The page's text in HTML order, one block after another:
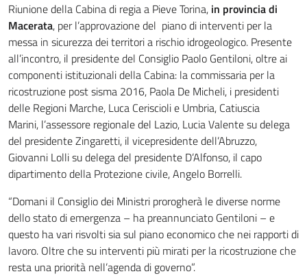
Riunione della Cabina di regia a Pieve Torina, in provincia di
Macerata, per l’approvazione del piano di interventi per la
messa in sicurezza dei territori a rischio idrogeologico. Presente
all’incontro, il presidente del Consiglio Paolo Gentiloni, oltre ai
componenti istituzionali della Cabina: la commissaria per la
ricostruzione post sisma 2016, Paola De Micheli, i presidenti
delle Regioni Marche, Luca Ceriscioli e Umbria, Catiuscia
Marini, l’assessore regionale del Lazio, Lucia Valente su delega
del presidente Zingaretti, il vicepresidente dell’Abruzzo,
Giovanni Lolli su delega del presidente D’Alfonso, il capo
dipartimento della Protezione civile, Angelo Borrelli.
“Domani il Consiglio dei Ministri prorogherà le diverse norme
dello stato di emergenza – ha preannunciato Gentiloni – e
questo ha vari risvolti sia sul piano economico che nei rapporti di
lavoro. Oltre che su interventi più mirati per la ricostruzione che
resta una priorità nell’agenda di governo”.